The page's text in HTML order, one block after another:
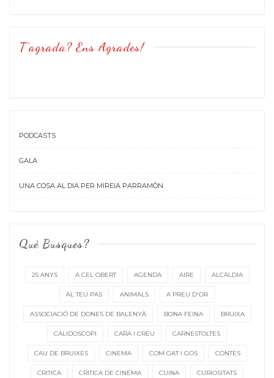
T’agrada? Ens Agrades!
PODCASTS
GALA
UNA COSA AL DIA PER MIREIA PARRAMÓN
Què Busques?
25 ANYS A CEL OBERT AGENDA AIRE ALCALDIA
AL TEU PAS ANIMALS A PREU D'OR
ASSOCIACIÓ DE DONES DE BALENYÀ BONA FEINA BRUIXA
CALIDOSCOPI CARA I CREU CARNESTOLTES
CAU DE BRUIXES CINEMA COM GAT I GOS CONTES
CRITICA CRITICA DE CINEMA CUINA CURIOSITATS